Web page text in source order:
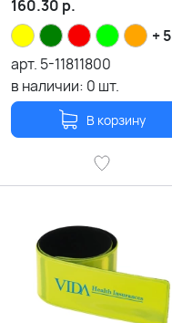
160.30 р.
+ 5
арт. 5-11811800
в наличии: 0 шт.
В корзину